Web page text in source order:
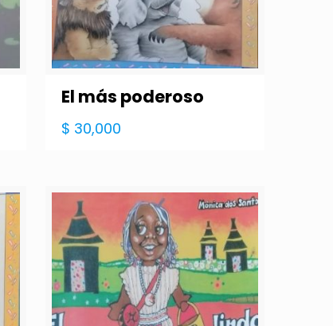
El más poderoso
$ 30,000